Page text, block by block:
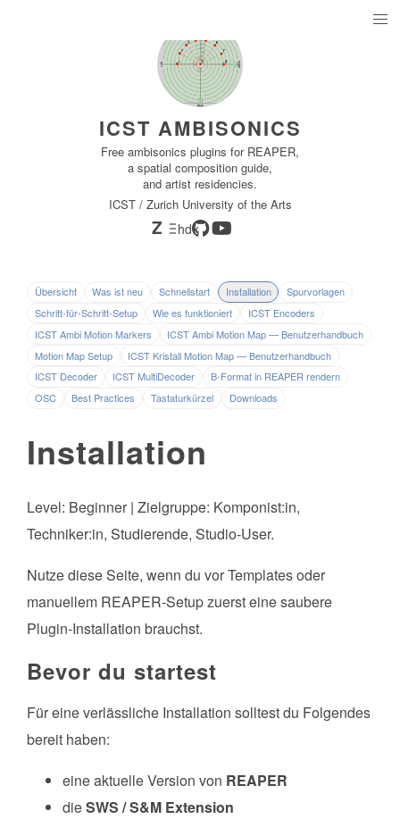
ICST AMBISONICS
Free ambisonics plugins for REAPER,
a spatial composition guide,
and artist residencies.
ICST / Zurich University of the Arts
Z hdk
Übersicht Was ist neu Schnellstart Installation
Spurvorlagen
Schritt-für-Schritt-Setup
Wie es funktioniert
ICST Encoders
ICST Ambi Motion Markers
ICST Ambi Motion Map — Benutzerhandbuch
Motion Map Setup
ICST Kristall Motion Map — Benutzerhandbuch
ICST Decoder
ICST MultiDecoder
B-Format in REAPER rendern
OSC
Best Practices Tastaturkürzel Downloads
Installation
Level: Beginner | Zielgruppe: Komponist:in,
Techniker:in, Studierende, Studio-User.
Nutze diese Seite, wenn du vor Templates oder
manuellem REAPER-Setup zuerst eine saubere
Plugin-Installation brauchst.
Bevor du startest
Für eine verlässliche Installation solltest du Folgendes
bereit haben:
eine aktuelle Version von REAPER
dieSWS / S&M Extension